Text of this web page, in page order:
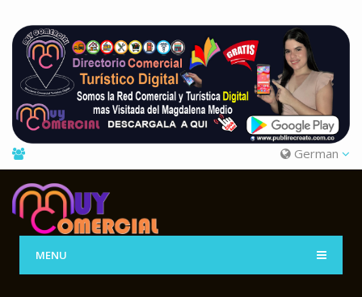
German
MENU